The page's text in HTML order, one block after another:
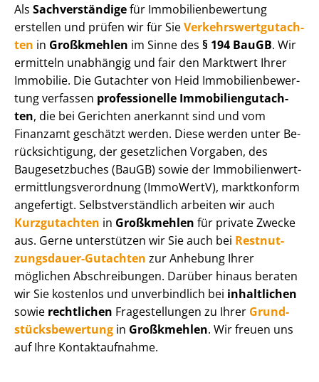
Als Sachverständigefür Im­mo­bi­li­en­be­wer­tung
erstellen und prüfen wir für SieVer­kehrs­wert­gut­ach­
ten in Großkmehlen im Sinne des § 194 BauGB. Wir
ermitteln unabhängig und fair den Marktwert Ihrer
Immobilie. Die Gutachter von Heid Im­mo­bi­li­en­be­wer­
tung verfassen professionelle Im­mo­bi­li­en­gut­ach­
ten, die bei Gerichten anerkannt sind und vom
Finanzamt geschätzt werden. Diese werden unter Be­
rück­sich­ti­gung, der gesetzlichen Vorgaben, des
Baugesetzbuches (BauGB) sowie der Im­mo­bi­li­en­wert­
ermitt­lungs­ver­ord­nung (ImmoWertV), marktkonform
angefertigt. Selbst­ver­ständ­lich arbeiten wir auch
Kurzgutachten in Großkmehlen für private Zwecke
aus. Gerne unterstützen wir Sie auch bei Rest­nut­
zungs­dau­er-Gutachten zur Anhebung Ihrer
möglichen Abschreibungen. Darüber hinaus beraten
wir Sie kostenlos und unverbindlich bei inhaltlichen
sowie rechtlichen Fragestellungen zu Ihrer Grund­
stücks­be­wer­tung in Großkmehlen. Wir freuen uns
auf Ihre Kontaktaufnahme.